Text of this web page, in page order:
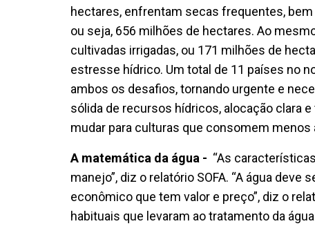
hectares, enfrentam secas frequentes,
ou seja, 656 milhões de hectares. Ao
cultivadas irrigadas, ou 171 milhões de
estresse hídrico. Um total de 11 países no
ambos os desafios, tornando urgente e
sólida de recursos hídricos, alocação clara
mudar para culturas que consomem menos
A matemática da água - “As
manejo”, diz o relatório SOFA. “A água
econômico que tem valor e preço”, diz o
habituais que levaram ao tratamento da